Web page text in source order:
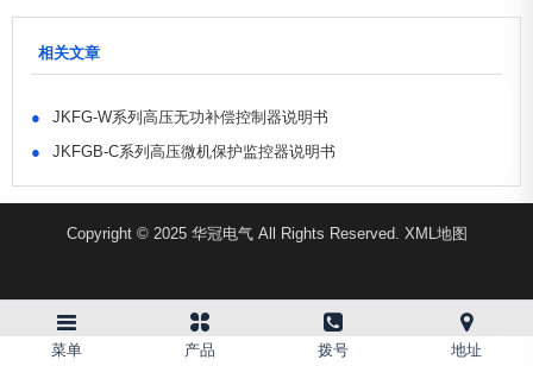
相关文章
●
JKFG-W系列高压无功补偿控制器说明书
●
JKFGB-C系列高压微机保护监控器说明书
Copyright © 2025 华冠电气 All Rights Reserved. XML地图
菜单 产品 拨号 地址